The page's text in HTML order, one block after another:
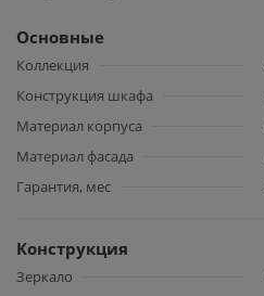
Основные
Коллекция
Конструкция шкафа
Материал корпуса
Материал фасада
Гарантия, мес
Конструкция
Зеркало